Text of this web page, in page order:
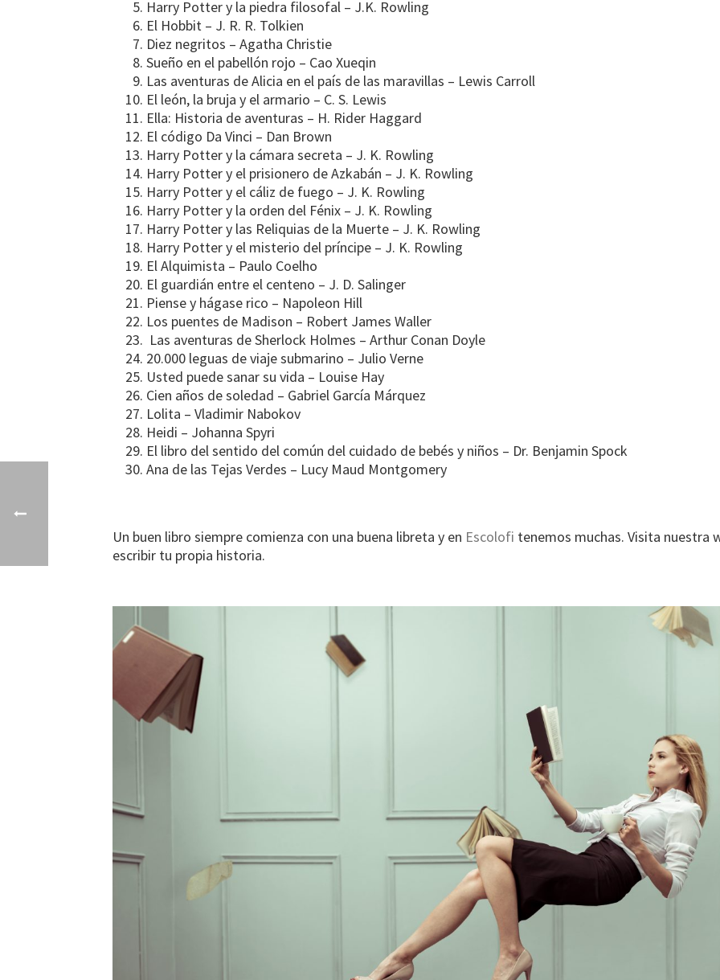
Harry Potter y la piedra filosofal – J.K. Rowling
El Hobbit – J. R. R. Tolkien
Diez negritos – Agatha Christie
Sueño en el pabellón rojo – Cao Xueqin
Las aventuras de Alicia en el país de las maravillas – Lewis Carroll
El león, la bruja y el armario – C. S. Lewis
Ella: Historia de aventuras – H. Rider Haggard
El código Da Vinci – Dan Brown
Harry Potter y la cámara secreta – J. K. Rowling
Harry Potter y el prisionero de Azkabán – J. K. Rowling
Harry Potter y el cáliz de fuego – J. K. Rowling
Harry Potter y la orden del Fénix – J. K. Rowling
Harry Potter y las Reliquias de la Muerte – J. K. Rowling
Harry Potter y el misterio del príncipe – J. K. Rowling
El Alquimista – Paulo Coelho
El guardián entre el centeno – J. D. Salinger
Piense y hágase rico – Napoleon Hill
Los puentes de Madison – Robert James Waller
Las aventuras de Sherlock Holmes – Arthur Conan Doyle
20.000 leguas de viaje submarino – Julio Verne
Usted puede sanar su vida – Louise Hay
Cien años de soledad – Gabriel García Márquez
Lolita – Vladimir Nabokov
Heidi – Johanna Spyri
El libro del sentido del común del cuidado de bebés y niños – Dr. Benjamin Spock
Ana de las Tejas Verdes – Lucy Maud Montgomery
Un buen libro siempre comienza con una buena libreta y en Escolofi tenemos muchas. Visita nuestra
escribir tu propia historia.